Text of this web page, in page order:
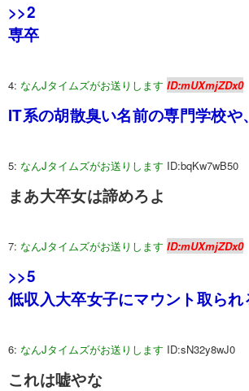
>>2
専卒
4: なんJタイムズがお送りします ID:mUXmjZDx0
IT系の胡散臭い名前の専門学校や
5: なんJタイムズがお送りします ID:bqKw7wB50
まあ大卒女は諦めろよ
7: なんJタイムズがお送りします ID:mUXmjZDx0
>>5
低収入大卒女子にマウント取ら
6: なんJタイムズがお送りします ID:sN32y8wJ0
これは嘘やな